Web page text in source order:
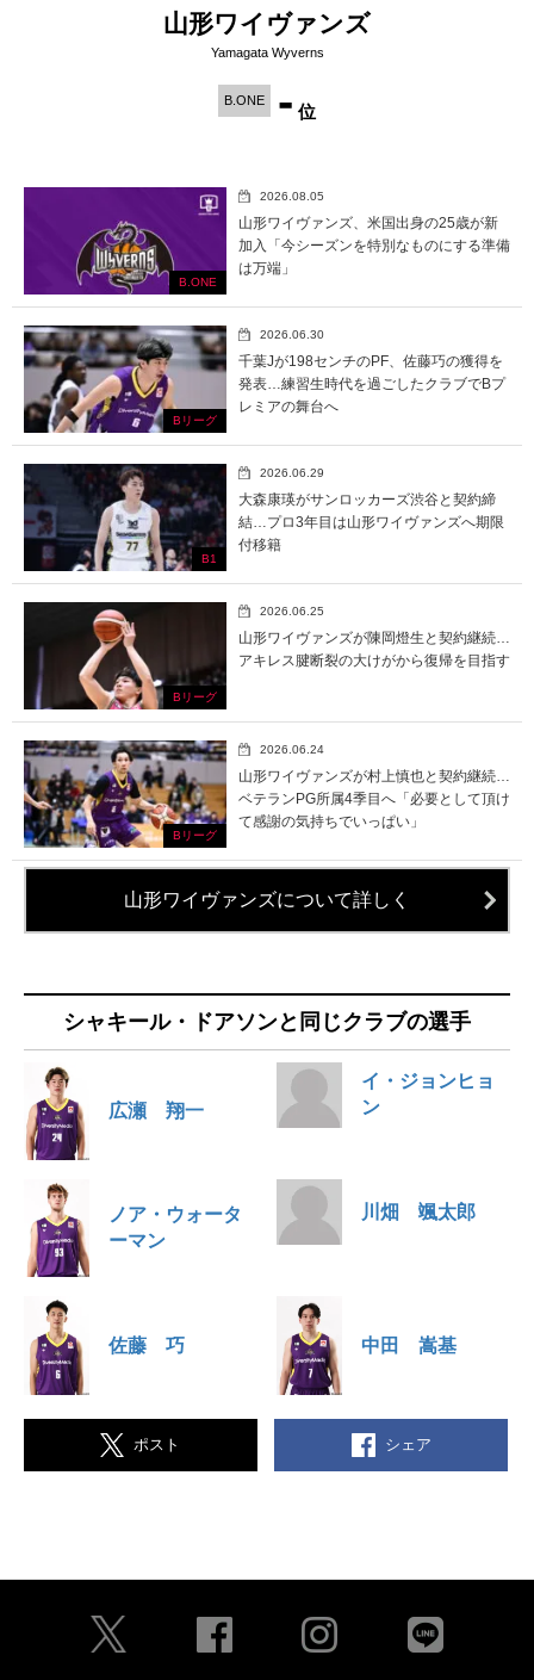
山形ワイヴァンズ
Yamagata Wyverns
B.ONE - 位
B.ONE
2026.08.05
山形ワイヴァンズ、米国出身の25歳が新
加入「今シーズンを特別なものにする準備
は万端」
Bリーグ
2026.06.30
千葉Jが198センチのPF、佐藤巧の獲得を
発表…練習生時代を過ごしたクラブでBプ
レミアの舞台へ
B1
2026.06.29
大森康瑛がサンロッカーズ渋谷と契約締
結…プロ3年目は山形ワイヴァンズへ期限
付移籍
Bリーグ
2026.06.25
山形ワイヴァンズが陳岡燈生と契約継続…
アキレス腱断裂の大けがから復帰を目指す
Bリーグ
2026.06.24
山形ワイヴァンズが村上慎也と契約継続…
ベテランPG所属4季目へ「必要として頂け
て感謝の気持ちでいっぱい」
山形ワイヴァンズについて詳しく
シャキール・ドアソンと同じクラブの選手
広瀬 翔一
イ・ジョンヒョ
ン
ノア・ウォータ
ーマン
川畑 颯太郎
佐藤 巧 中田 嵩基
ポスト シェア